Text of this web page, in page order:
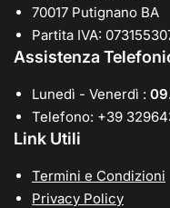
70017 Putignano BA
Partita IVA:
Assistenza
Lunedì - Venerdì :
Telefono: +39
Link Utili
Termini e Condizioni
Privacy Policy